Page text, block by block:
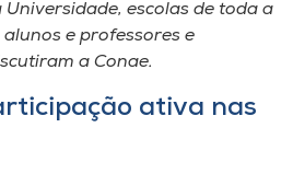
escolas de toda a
e professores e
a Conae.
ativa nas